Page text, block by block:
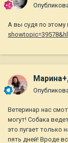
А вы судя по этому
Ветеринар нас
могут! Собака
это пугает только
пять дней! Вроде